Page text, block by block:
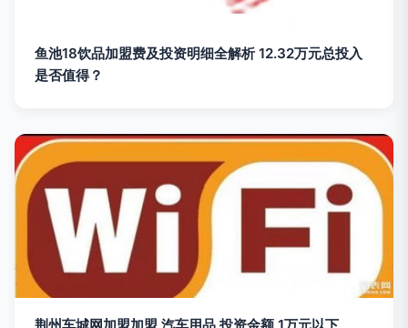
鱼池18饮品加盟费及投资明细全解析 12.32万元总投入
是否值得？